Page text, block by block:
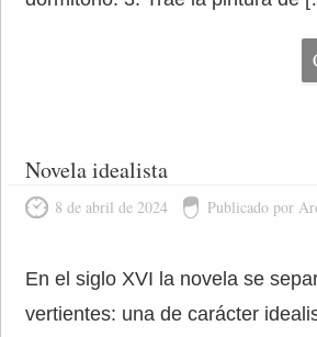
Novela idealista
8 de abril de 2024 Publicado por
En el siglo XVI la novela se
vertientes: una de carácter